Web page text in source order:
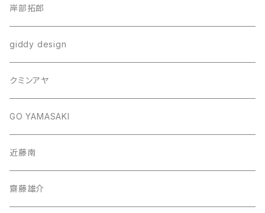
岸部拓郎
giddy design
クミンアヤ
GO YAMASAKI
近藤南
齋藤雄介